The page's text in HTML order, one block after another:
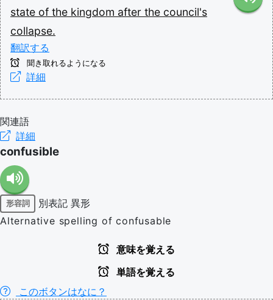
state of the kingdom after the council's
collapse.
翻訳する
聞き取れるようになる
詳細
関連語
詳細
confusible
形容詞 別表記 異形
Alternative spelling of confusable
意味を覚える
単語を覚える
このボタンはなに？